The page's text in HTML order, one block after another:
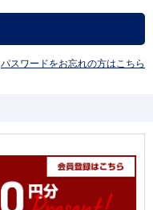
パスワードをお忘れの方はこちら